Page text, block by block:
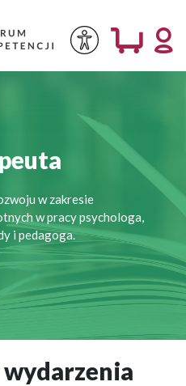
w zakresie
w pracy psychologa,
i pedagoga.